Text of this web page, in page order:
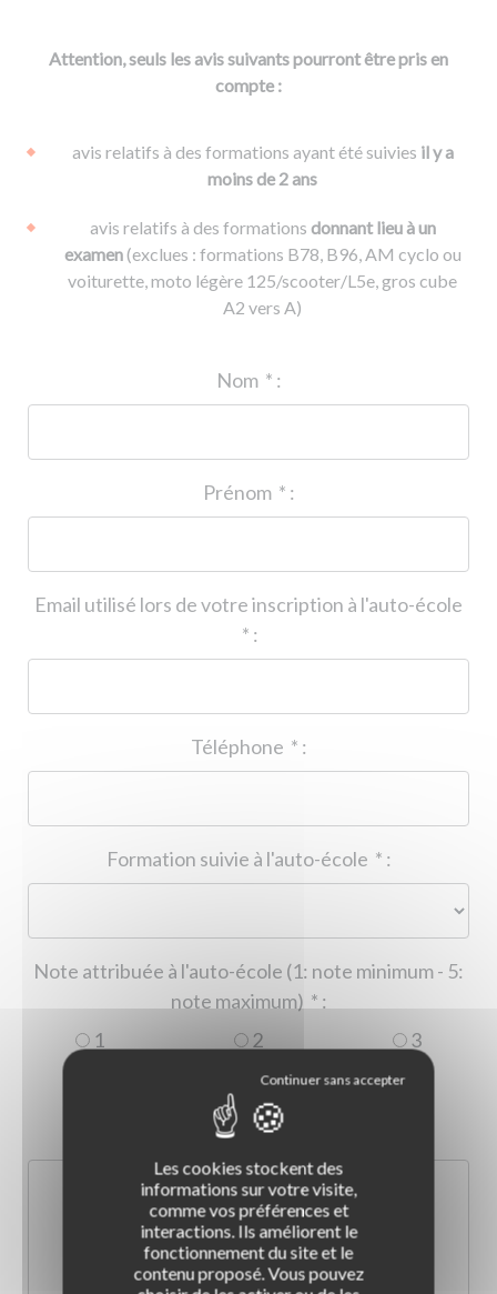
Attention, seuls les avis suivants pourront être pris en
compte :
avis relatifs à des formations ayant été suivies il y a
moins de 2 ans
avis relatifs à des formations donnant lieu à un
examen(exclues : formations B78, B96, AM cyclo ou
voiturette, moto légère 125/scooter/L5e, gros cube
A2 vers A)
* :
* :
Email utilisé lors de votre inscription à l'auto-école
* :
* :
* :
Note attribuée à l'auto-école (1: note minimum - 5:
* :
1
2
3
5
Les cookies stockent des
informations sur votre visite,
comme vos préférences et
interactions. Ils améliorent le
fonctionnement du site et le
contenu proposé. Vous pouvez